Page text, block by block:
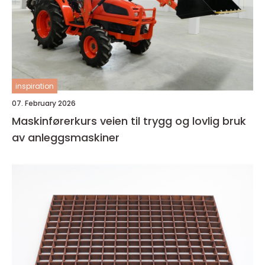
inspiration
07. February 2026
Maskinførerkurs veien til trygg og lovlig bruk
av anleggsmaskiner